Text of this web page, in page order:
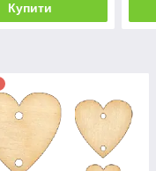
Купити